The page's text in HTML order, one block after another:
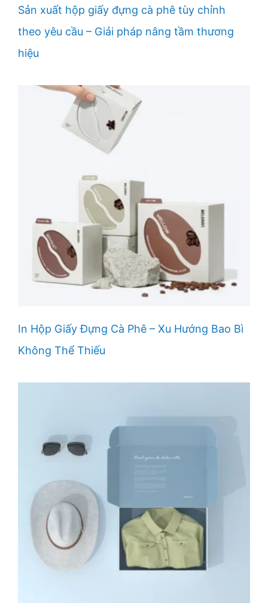
Sản xuất hộp giấy đựng cà phê tùy chỉnh
theo yêu cầu – Giải pháp nâng tầm thương
hiệu
In Hộp Giấy Đựng Cà Phê – Xu Hướng Bao Bì
Không Thể Thiếu